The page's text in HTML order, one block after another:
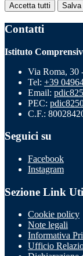
Accetta tutti Salva
Contatti
Istituto
Via Roma, 30
Tel: +39
Email:
PEC:
C.F.:
Seguici su
Facebook
Instagram
Sezione Link
Cookie policy
Note legali
Informativa
Ufficio